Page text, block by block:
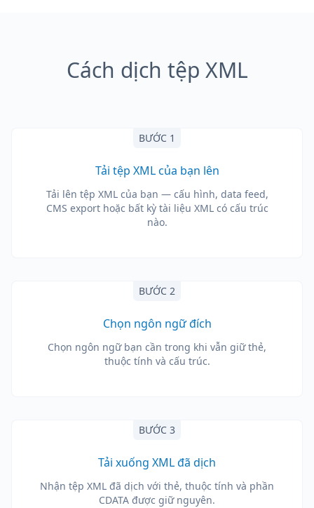
Cách dịch tệp XML
BƯỚC 1
Tải tệp XML của bạn lên
Tải lên tệp XML của bạn — cấu hình, data feed,
CMS export hoặc bất kỳ tài liệu XML có cấu trúc
nào.
BƯỚC 2
Chọn ngôn ngữ đích
Chọn ngôn ngữ bạn cần trong khi vẫn giữ thẻ,
thuộc tính và cấu trúc.
BƯỚC 3
Tải xuống XML đã dịch
Nhận tệp XML đã dịch với thẻ, thuộc tính và phần
CDATA được giữ nguyên.